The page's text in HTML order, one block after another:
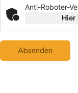
Anti-Roboter-
Hier
Absenden